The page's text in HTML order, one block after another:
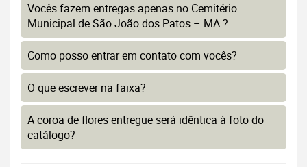
Vocês fazem entregas apenas no Cemitério
Municipal de São João dos Patos – MA ?
Como posso entrar em contato com vocês?
O que escrever na faixa?
A coroa de flores entregue será idêntica à foto do
catálogo?